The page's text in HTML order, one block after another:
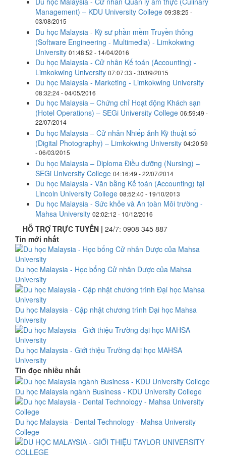
Management) – KDU University College 09:38:25 -
03/08/2015
Du học Malaysia - Kỹ sư phần mềm Truyền thông
(Software Engineering - Multimedia) - Limkokwing
University 01:48:52 - 14/04/2016
Du học Malaysia - Cử nhân Kế toán (Accounting) -
Limkokwing University 07:07:33 - 30/09/2015
Du học Malaysia - Marketing - Limkokwing University
08:32:24 - 04/05/2016
Du học Malaysia – Chứng chỉ Hoạt động Khách sạn
(Hotel Operations) – SEGi University College 06:59:49 -
22/07/2014
Du học Malaysia – Cử nhân Nhiếp ảnh Kỹ thuật số
(Digital Photography) – Limkokwing University 04:20:59
- 06/03/2015
Du học Malaysia – Diploma Điều dưỡng (Nursing) –
SEGi University College 04:16:49 - 22/07/2014
Du học Malaysia - Văn bằng Kế toán (Accounting) tại
Lincoln University College 08:52:40 - 19/10/2013
Du học Malaysia - Sức khỏe và An toàn Môi trường -
Mahsa University 02:02:12 - 10/12/2016
HỖ TRỢ TRỰC TUYẾN | 24/7: 0908 345 887
Tin mới nhất
Du học Malaysia - Học bổng Cử nhân Dược của Mahsa
University
Du học Malaysia - Cập nhật chương trình Đại học Mahsa
University
Du học Malaysia - Giới thiệu Trường đại học MAHSA
University
Tin đọc nhiều nhất
Du học Malaysia ngành Business - KDU University College
Du học Malaysia - Dental Technology - Mahsa University
College